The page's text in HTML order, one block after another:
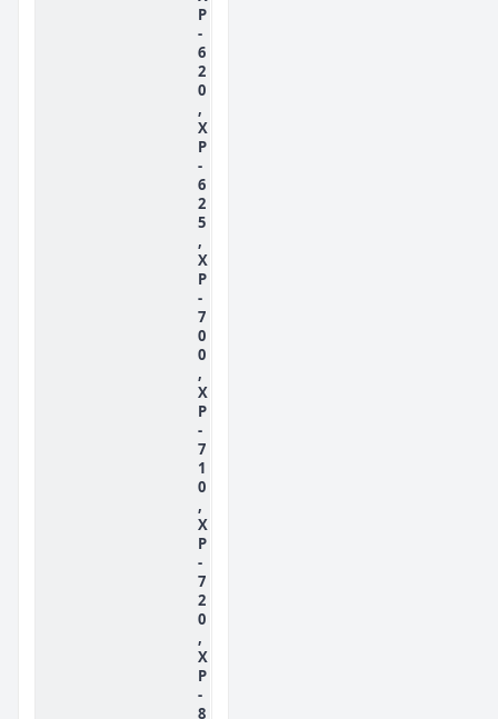
P
-
6
2
0
,
X
P
-
6
2
5
,
X
P
-
7
0
0
,
X
P
-
7
1
0
,
X
P
-
7
2
0
,
X
P
-
8